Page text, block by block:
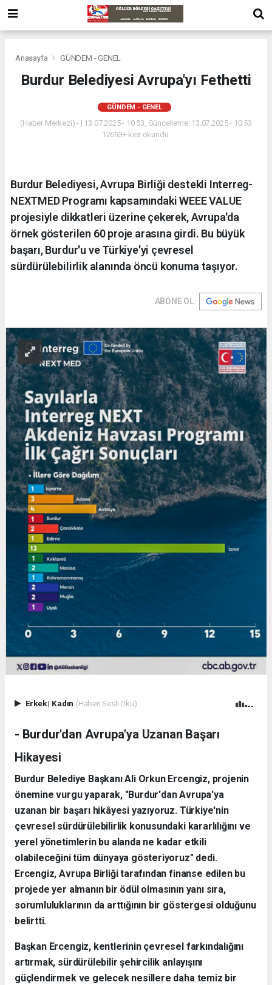
Anasayfa GÜNDEM - GENEL
Burdur Belediyesi Avrupa'yı Fethetti
GÜNDEM - GENEL
(Haber Merkezi) - | 13.07.2025 - 10:53, Güncelleme: 13.07.2025 - 10:53
12693+ kez okundu.
Burdur Belediyesi, Avrupa Birliği destekli Interreg-
NEXTMED Programı kapsamındaki WEEE VALUE
projesiyle dikkatleri üzerine çekerek, Avrupa'da
örnek gösterilen 60 proje arasına girdi. Bu büyük
başarı, Burdur'u ve Türkiye'yi çevresel
sürdürülebilirlik alanında öncü konuma taşıyor.
ABONE OL
Erkek| Kadın (Haberi Sesli Oku)
- Burdur'dan Avrupa'ya Uzanan Başarı
Hikayesi
Burdur Belediye Başkanı Ali Orkun Ercengiz, projenin
önemine vurgu yaparak, "Burdur'dan Avrupa'ya
uzanan bir başarı hikâyesi yazıyoruz. Türkiye'nin
çevresel sürdürülebilirlik konusundaki kararlılığını ve
yerel yönetimlerin bu alanda ne kadar etkili
olabileceğini tüm dünyaya gösteriyoruz" dedi.
Ercengiz, Avrupa Birliği tarafından finanse edilen bu
projede yer almanın bir ödül olmasının yanı sıra,
sorumluluklarının da arttığının bir göstergesi olduğunu
belirtti.
Başkan Ercengiz, kentlerinin çevresel farkındalığını
artırmak, sürdürülebilir şehircilik anlayışını
güçlendirmek ve gelecek nesillere daha temiz bir